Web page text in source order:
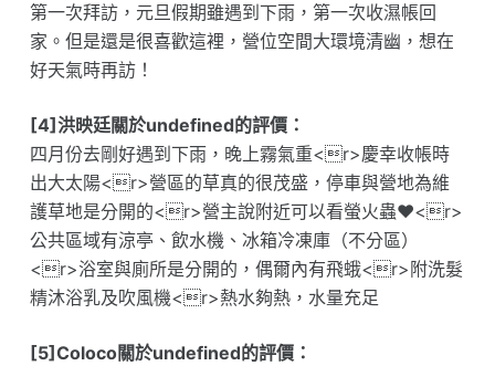
第一次拜訪，元旦假期雖遇到下雨，第一次收濕帳回
家。但是還是很喜歡這裡，營位空間大環境清幽，想在
好天氣時再訪！
[4]洪映廷關於undefined的評價：
四月份去剛好遇到下雨，晚上霧氣重<r>慶幸收帳時
出大太陽<r>營區的草真的很茂盛，停車與營地為維
護草地是分開的<r>營主說附近可以看螢火蟲❤️<r>
公共區域有涼亭、飲水機、冰箱冷凍庫（不分區）
<r>浴室與廁所是分開的，偶爾內有飛蛾<r>附洗髮
精沐浴乳及吹風機<r>熱水夠熱，水量充足
[5]Coloco關於undefined的評價：